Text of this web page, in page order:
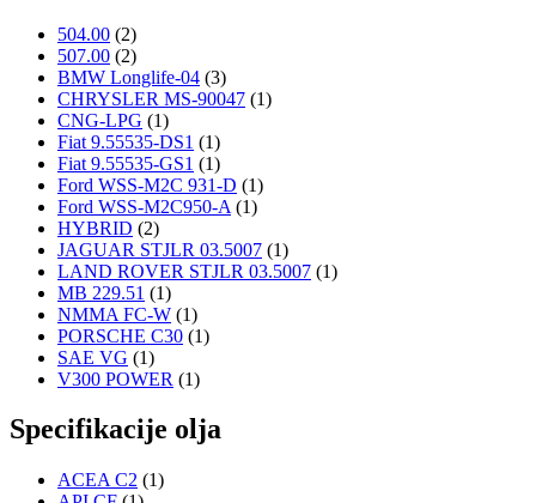
504.00 (2)
507.00 (2)
BMW Longlife-04 (3)
CHRYSLER MS-90047 (1)
CNG-LPG (1)
Fiat 9.55535-DS1 (1)
Fiat 9.55535-GS1 (1)
Ford WSS-M2C 931-D (1)
Ford WSS-M2C950-A (1)
HYBRID (2)
JAGUAR STJLR 03.5007 (1)
LAND ROVER STJLR 03.5007 (1)
MB 229.51 (1)
NMMA FC-W (1)
PORSCHE C30 (1)
SAE VG (1)
V300 POWER (1)
Specifikacije olja
ACEA C2 (1)